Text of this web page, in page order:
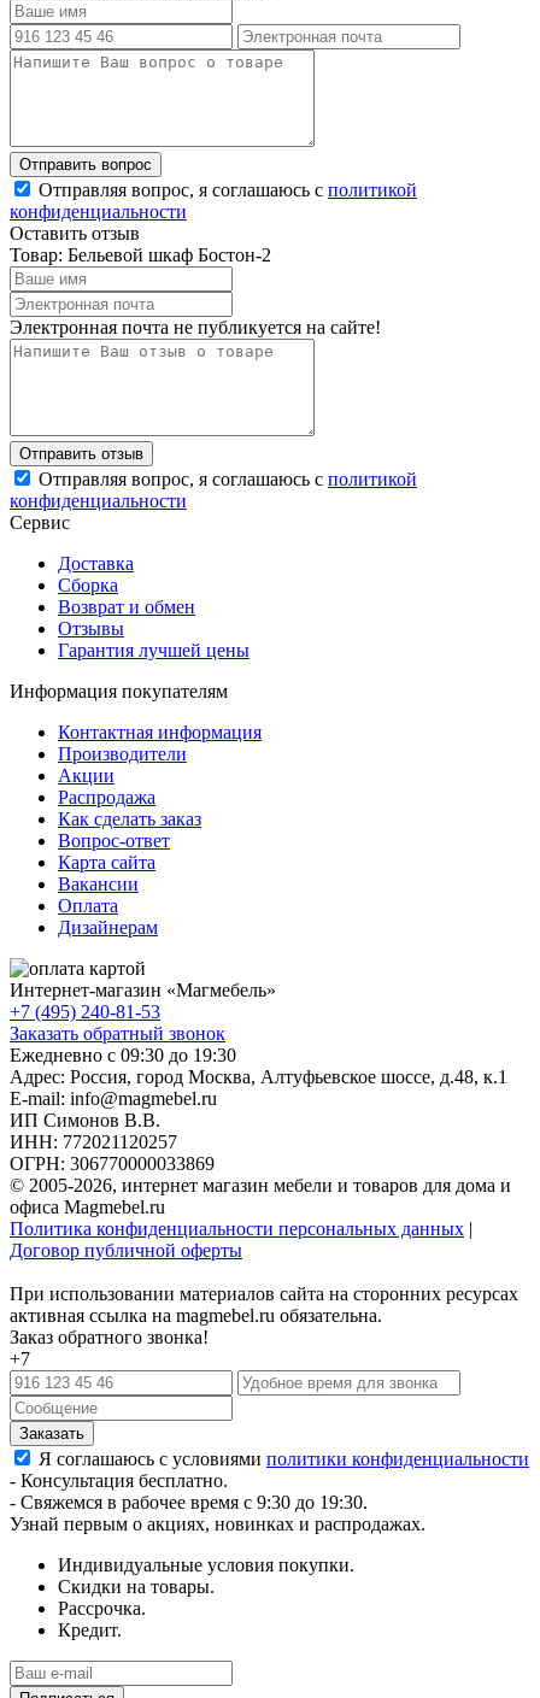
Отправляя вопрос, я соглашаюсь с политикой
конфиденциальности
Оставить отзыв
Товар: Бельевой шкаф Бостон-2
Электронная почта не публикуется на сайте!
Отправляя вопрос, я соглашаюсь с политикой
конфиденциальности
Сервис
Доставка
Сборка
Возврат и обмен
Отзывы
Гарантия лучшей цены
Информация покупателям
Контактная информация
Производители
Акции
Распродажа
Как сделать заказ
Вопрос-ответ
Карта сайта
Вакансии
Оплата
Дизайнерам
Интернет-магазин «Магмебель»
+7 (495) 240-81-53
Заказать обратный звонок
Ежедневно с 09:30 до 19:30
Адрес: Россия, город Москва, Алтуфьевское шоссе, д.48, к.1
E-mail: info@magmebel.ru
ИП Симонов В.В.
ИНН: 772021120257
ОГРН: 306770000033869
© 2005-2026, интернет магазин мебели и товаров для дома и
офиса Magmebel.ru
Политика конфиденциальности персональных данных |
Договор публичной оферты
При использовании материалов сайта на сторонних ресурсах
активная ссылка на magmebel.ru обязательна.
Заказ обратного звонка!
+7
Я соглашаюсь с условиями политики конфиденциальности
- Консультация бесплатно.
- Свяжемся в рабочее время с 9:30 до 19:30.
Узнай первым о акциях, новинках и распродажах.
Индивидуальные условия покупки.
Скидки на товары.
Рассрочка.
Кредит.